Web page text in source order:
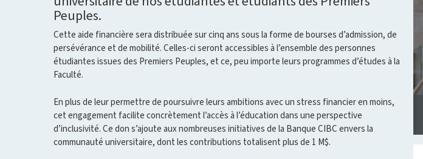
Peuples.
Cette aide financière sera distribuée sur cinq ans sous la forme de bourses d’admission, de
persévérance et de mobilité. Celles-ci seront accessibles à l’ensemble des personnes
étudiantes issues des Premiers Peuples, et ce, peu importe leurs programmes d’études à la
Faculté.
En plus de leur permettre de poursuivre leurs ambitions avec un stress financier en moins,
cet engagement facilite concrètement l’accès à l’éducation dans une perspective
d’inclusivité. Ce don s’ajoute aux nombreuses initiatives de la Banque CIBC envers la
communauté universitaire, dont les contributions totalisent plus de 1 M$.